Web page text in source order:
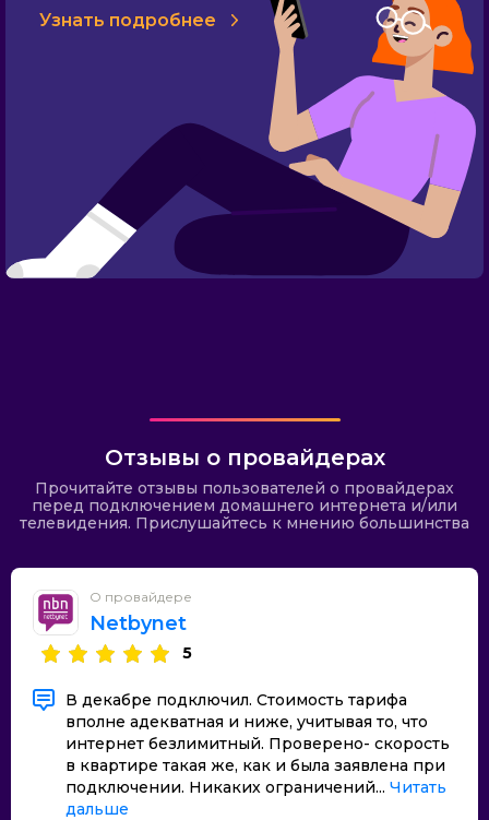
Узнать подробнее
Отзывы о провайдерах
Прочитайте отзывы пользователей о провайдерах
перед подключением домашнего интернета и/или
телевидения. Прислушайтесь к мнению большинства
О провайдере
Netbynet
5
В декабре подключил. Стоимость тарифа
вполне адекватная и ниже, учитывая то, что
интернет безлимитный. Проверено- скорость
в квартире такая же, как и была заявлена при
подключении. Никаких ограничений... Читать
дальше